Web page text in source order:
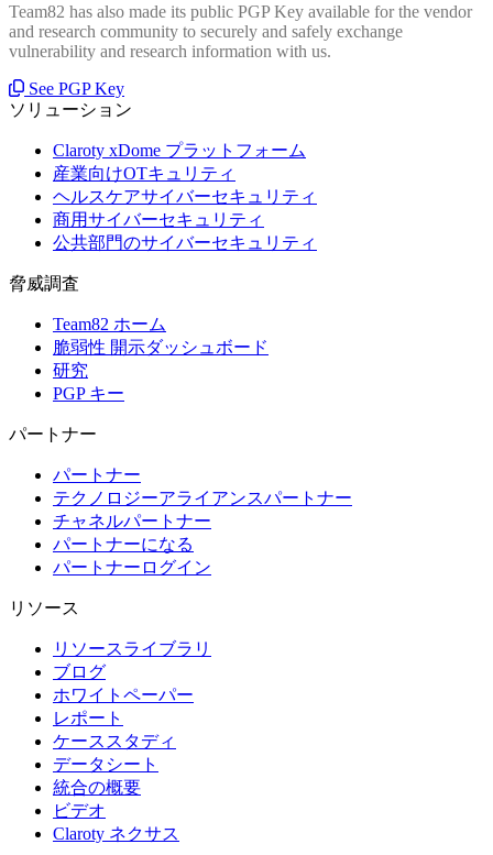
Team82 has also made its public PGP Key available for the vendor
and research community to securely and safely exchange
vulnerability and research information with us.
See PGP Key
ソリューション
Claroty xDome プラットフォーム
産業向けOTキュリティ
ヘルスケアサイバーセキュリティ
商用サイバーセキュリティ
公共部門のサイバーセキュリティ
脅威調査
Team82 ホーム
脆弱性 開示ダッシュボード
研究
PGP キー
パートナー
パートナー
テクノロジーアライアンスパートナー
チャネルパートナー
パートナーになる
パートナーログイン
リソース
リソースライブラリ
ブログ
ホワイトペーパー
レポート
ケーススタディ
データシート
統合の概要
ビデオ
Claroty ネクサス